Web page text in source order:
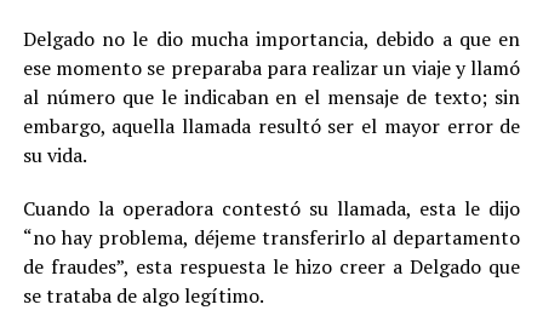
Delgado no le dio mucha importancia, debido a que en
ese momento se preparaba para realizar un viaje y llamó
al número que le indicaban en el mensaje de texto; sin
embargo, aquella llamada resultó ser el mayor error de
su vida.
Cuando la operadora contestó su llamada, esta le dijo
“no hay problema, déjeme transferirlo al departamento
de fraudes”, esta respuesta le hizo creer a Delgado que
se trataba de algo legítimo.